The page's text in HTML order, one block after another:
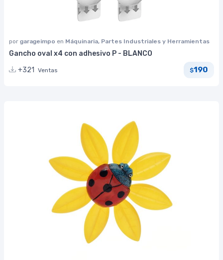
por garageimpo en Máquinaria, Partes Industriales y Herramientas
Gancho oval x4 con adhesivo P - BLANCO
+321
Ventas $190